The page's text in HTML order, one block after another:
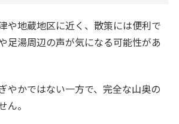
や地蔵地区に近く、散策には便利で
足湯周辺の声が気になる可能性があ
やかではない一方で、完全な山奥の
ん。